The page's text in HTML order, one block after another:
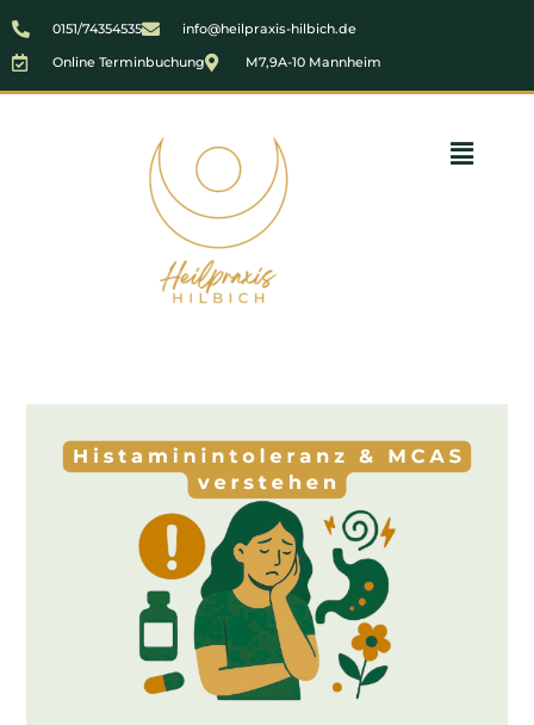
0151/74354535
info@heilpraxis-hilbich.de
Online Terminbuchung
M7,9A-10 Mannheim